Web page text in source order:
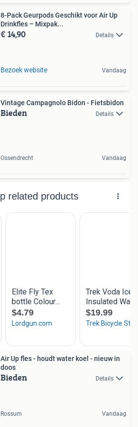
8-Pack Geurpods Geschikt voor Air Up
Drinkfles – Mixpak...
€ 14,90 Details
Bezoek website Vandaag
Vintage Campagnolo Bidon - Fietsbidon
Bieden Details
Ossendrecht Vandaag
Air Up fles - houdt water koel - nieuw in
doos
Bieden Details
Rossum Vandaag